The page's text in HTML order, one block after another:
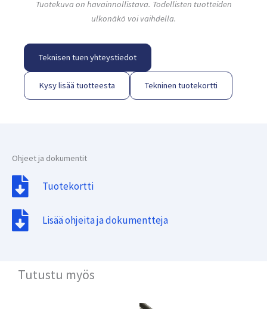
Tuotekuva on havainnollistava. Todellisten tuotteiden
ulkonäkö voi vaihdella.
Teknisen tuen yhteystiedot
Kysy lisää tuotteesta Tekninen tuotekortti
Ohjeet ja dokumentit
Tuotekortti
Lisää ohjeita ja dokumentteja
Tutustu myös